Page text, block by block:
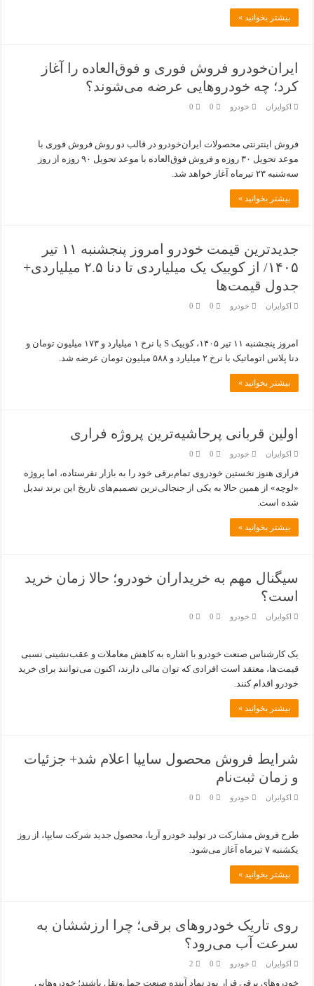
بیشتر بخوانید »
ایران‌خودرو فروش فوری و فوق‌العاده را آغاز
کرد؛ چه خودروهایی عرضه می‌شوند؟
اکوایران خودرو 0
0
فروش اینترنتی محصولات ایران‌خودرو در قالب دو روش فروش فوری با
موعد تحویل ۳۰ روزه و فروش فوق‌العاده با موعد تحویل ۹۰ روزه از روز
سه‌شنبه ۲۳ تیرماه آغاز خواهد شد.
بیشتر بخوانید »
جدیدترین قیمت خودرو امروز پنجشنبه ۱۱ تیر
۱۴۰۵/ از کوییک یک میلیاردی تا دنا ۲.۵ میلیاردی+
جدول قیمت‌ها
اکوایران خودرو 0
0
امروز پنجشنبه ۱۱ تیر ۱۴۰۵، کوییک S با نرخ ۱ میلیارد و ۱۷۳ میلیون تومان و
دنا پلاس اتوماتیک با نرخ ۲ میلیارد و ۵۸۸ میلیون تومان عرضه شد.
بیشتر بخوانید »
اولین قربانی پرحاشیه‌ترین پروژه فراری
اکوایران خودرو 0
0
فراری هنوز نخستین خودروی تمام‌برقی خود را به بازار نفرستاده، اما پروژه
«لوچه» از همین حالا به یکی از جنجالی‌ترین تصمیم‌های تاریخ این برند تبدیل
شده است.
بیشتر بخوانید »
سیگنال مهم به خریداران خودرو؛ حالا زمان خرید
است؟
اکوایران خودرو 0
0
یک کارشناس صنعت خودرو با اشاره به کاهش معاملات و عقب‌نشینی نسبی
قیمت‌ها، معتقد است افرادی که توان مالی دارند، اکنون می‌توانند برای خرید
خودرو اقدام کنند.
بیشتر بخوانید »
شرایط فروش محصول سایپا اعلام شد+ جزئیات
و زمان ثبت‌نام
اکوایران خودرو 0
0
طرح فروش مشارکت در تولید خودرو آریا، محصول جدید شرکت سایپا، از روز
یکشنبه ۷ تیر‌ماه آغاز می‌شود.
بیشتر بخوانید »
روی تاریک خودروهای برقی؛ چرا ارزششان به
سرعت آب می‌رود؟
اکوایران خودرو 0
2
خودروهای برقی قرار بود نماد آینده صنعت حمل‌ونقل باشند؛ خودروهایی